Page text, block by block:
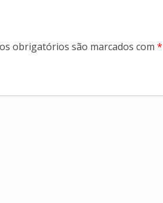
obrigatórios são marcados com *